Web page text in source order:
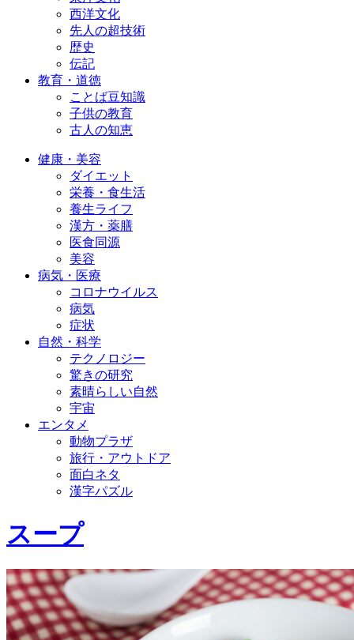
西洋文化
先人の超技術
歴史
伝記
教育・道徳
ことば豆知識
子供の教育
古人の知恵
健康・美容
ダイエット
栄養・食生活
養生ライフ
漢方・薬膳
医食同源
美容
病気・医療
コロナウイルス
病気
症状
自然・科学
テクノロジー
驚きの研究
素晴らしい自然
宇宙
エンタメ
動物プラザ
旅行・アウトドア
面白ネタ
漢字パズル
スープ